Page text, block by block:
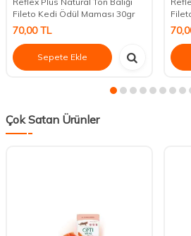
Fileto Kedi Ödül Maması 30gr
70,00TL
Sepete Ekle
Çok Satan Ürünler